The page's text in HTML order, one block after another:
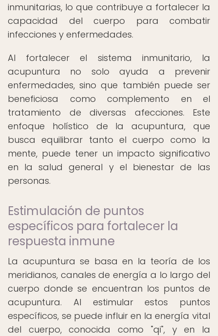
inmunitarias, lo que contribuye a fortalecer la
capacidad del cuerpo para combatir
infecciones y enfermedades.
Al fortalecer el sistema inmunitario, la
acupuntura no solo ayuda a prevenir
enfermedades, sino que también puede ser
beneficiosa como complemento en el
tratamiento de diversas afecciones. Este
enfoque holístico de la acupuntura, que
busca equilibrar tanto el cuerpo como la
mente, puede tener un impacto significativo
en la salud general y el bienestar de las
personas.
Estimulación de puntos
específicos para fortalecer la
respuesta inmune
La acupuntura se basa en la teoría de los
meridianos, canales de energía a lo largo del
cuerpo donde se encuentran los puntos de
acupuntura. Al estimular estos puntos
específicos, se puede influir en la energía vital
del cuerpo, conocida como "qi", y en la